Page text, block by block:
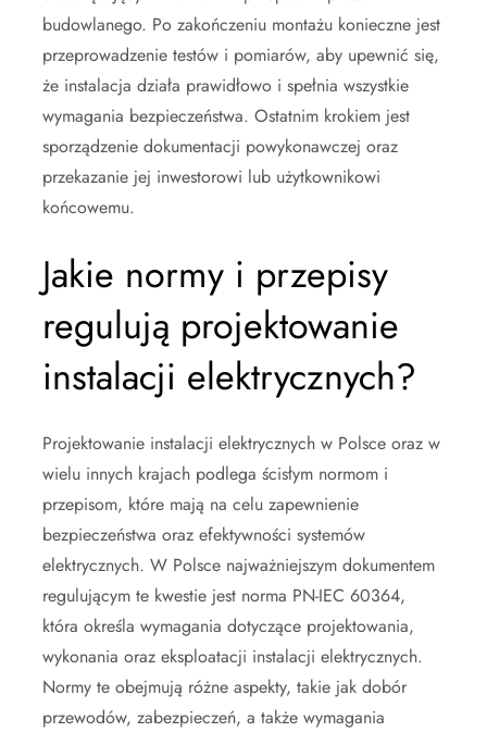
budowlanego. Po zakończeniu montażu konieczne jest
przeprowadzenie testów i pomiarów, aby upewnić się,
że instalacja działa prawidłowo i spełnia wszystkie
wymagania bezpieczeństwa. Ostatnim krokiem jest
sporządzenie dokumentacji powykonawczej oraz
przekazanie jej inwestorowi lub użytkownikowi
końcowemu.
Jakie normy i przepisy
regulują projektowanie
instalacji elektrycznych?
Projektowanie instalacji elektrycznych w Polsce oraz w
wielu innych krajach podlega ścisłym normom i
przepisom, które mają na celu zapewnienie
bezpieczeństwa oraz efektywności systemów
elektrycznych. W Polsce najważniejszym dokumentem
regulującym te kwestie jest norma PN-IEC 60364,
która określa wymagania dotyczące projektowania,
wykonania oraz eksploatacji instalacji elektrycznych.
Normy te obejmują różne aspekty, takie jak dobór
przewodów, zabezpieczeń, a także wymagania